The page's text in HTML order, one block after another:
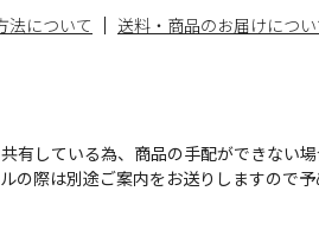
法について
送料・商品のお届けについ
有している為、商品の手配ができない
の際は別途ご案内をお送りしますので予